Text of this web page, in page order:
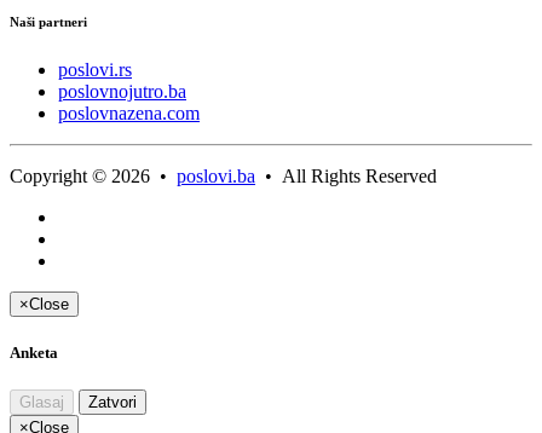
Naši partneri
poslovi.rs
poslovnojutro.ba
poslovnazena.com
Copyright © 2026 • poslovi.ba • All Rights Reserved
×Close
Anketa
Glasaj
Zatvori
×Close